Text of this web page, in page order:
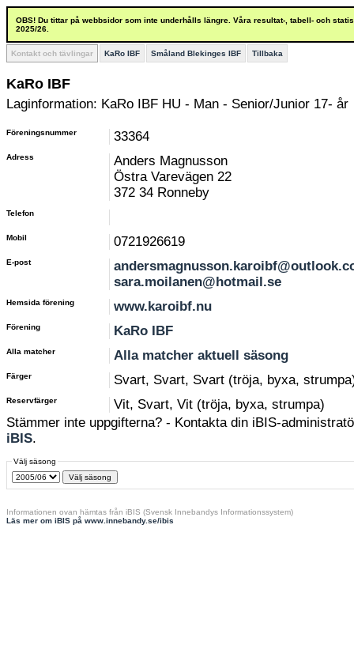
OBS! Du tittar på webbsidor som inte underhålls längre. Våra resultat-, tabell- och
2025/26.
Kontakt och tävlingar KaRo IBF Småland Blekinges IBF Tillbaka
KaRo IBF
Laginformation: KaRo IBF HU - Man - Senior/Junior 17- år
Föreningsnummer 33364
Adress
Anders Magnusson
Östra Varevägen 22
372 34 Ronneby
Telefon
Mobil 0721926619
E-post
sara.moilanen@hotmail.se
Hemsida förening www.karoibf.nu
Förening KaRo IBF
Alla matcher Alla matcher aktuell säsong
Färger Svart, Svart, Svart (tröja, byxa,
Reservfärger
Vit, Svart, Vit (tröja, byxa, strumpa)
Stämmer inte uppgifterna? - Kontakta din iBIS-
iBIS.
Välj säsong
Informationen ovan hämtas från iBIS (Svensk Innebandys Informationssystem)
Läs mer om iBIS på www.innebandy.se/ibis